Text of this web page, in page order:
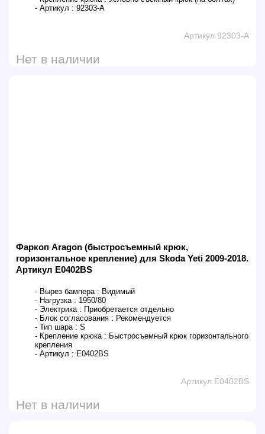
- Артикул : 92303-A
Артикул 92303-A
Нет в наличии
Фаркоп Aragon (быстросъемный крюк,
горизонтальное крепление) для Skoda Yeti 2009-2018.
Артикул E0402BS
- Вырез бампера : Видимый
- Нагрузка : 1950/80
- Электрика : Приобретается отдельно
- Блок согласования : Рекомендуется
- Тип шара : S
- Крепление крюка : Быстросъемный крюк горизонтального
крепления
- Артикул : E0402BS
Артикул E0402BS
Нет в наличии